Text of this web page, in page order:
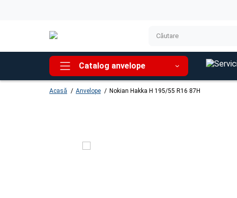
Catalog anvelope
Acasă Anvelope Nokian Hakka H 195/55 R16 87H